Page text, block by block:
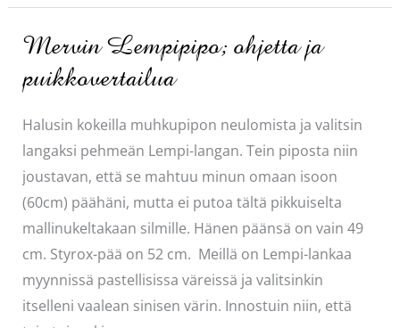
Mervin Lempipipo; ohjetta ja
puikkovertailua
Halusin kokeilla muhkupipon neulomista ja valitsin
langaksi pehmeän Lempi-langan. Tein piposta niin
joustavan, että se mahtuu minun omaan isoon
(60cm) päähäni, mutta ei putoa tältä pikkuiselta
mallinukeltakaan silmille. Hänen päänsä on vain 49
cm. Styrox-pää on 52 cm. Meillä on Lempi-lankaa
myynnissä pastellisissa väreissä ja valitsinkin
itselleni vaalean sinisen värin. Innostuin niin, että